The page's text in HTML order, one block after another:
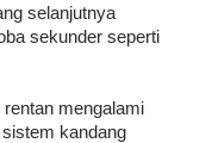
selanjutnya
sekunder seperti
mengalami
kandang